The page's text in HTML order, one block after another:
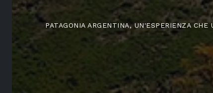
PATAGONIA ARGENTINA, UN'ESPERIENZA